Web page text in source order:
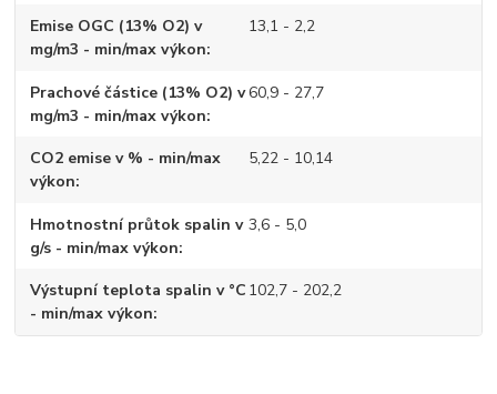
Emise OGC (13% O2) v
mg/m3 - min/max výkon
13,1 - 2,2
Prachové částice (13% O2) v
mg/m3 - min/max výkon
60,9 - 27,7
CO2 emise v % - min/max
výkon
5,22 - 10,14
Hmotnostní průtok spalin v
g/s - min/max výkon
3,6 - 5,0
Výstupní teplota spalin v °C
- min/max výkon
102,7 - 202,2